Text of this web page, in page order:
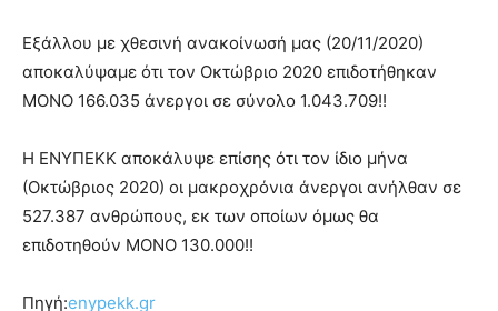
Εξάλλου με χθεσινή ανακοίνωσή μας (20/11/2020)
αποκαλύψαμε ότι τον Οκτώβριο 2020 επιδοτήθηκαν
ΜΟΝΟ 166.035 άνεργοι σε σύνολο 1.043.709!!
Η ΕΝΥΠΕΚΚ αποκάλυψε επίσης ότι τον ίδιο μήνα
(Οκτώβριος 2020) οι μακροχρόνια άνεργοι ανήλθαν σε
527.387 ανθρώπους, εκ των οποίων όμως θα
επιδοτηθούν ΜΟΝΟ 130.000!!
Πηγή:enypekk.gr